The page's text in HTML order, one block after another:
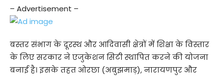
– Advertisement –
बस्तर संभाग के दूरस्थ और आदिवासी क्षेत्रों में शिक्षा के विस्तार
के लिए सरकार ने एजुकेशन सिटी स्थापित करने की योजना
बनाई है। इसके तहत ओरछा (अबुझमाड़), नारायणपुर और